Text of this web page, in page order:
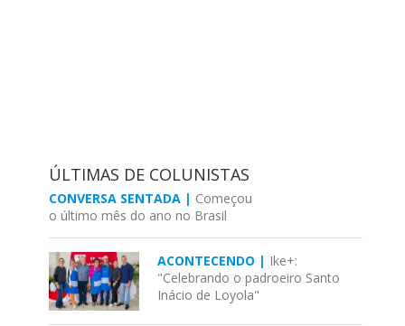
ÚLTIMAS DE COLUNISTAS
CONVERSA SENTADA | Começou
o último mês do ano no Brasil
ACONTECENDO | Ike+:
"Celebrando o padroeiro Santo
Inácio de Loyola"